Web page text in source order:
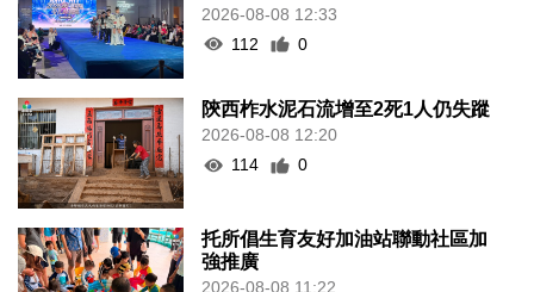
2026-08-08 12:33
112
0
陝西柞水泥石流增至2死1人仍失蹤
2026-08-08 12:20
114
0
托所倡生育友好加油站聯動社區加
強推廣
2026-08-08 11:22